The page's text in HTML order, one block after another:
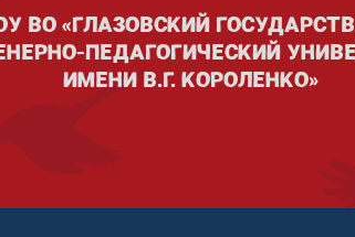
ВО «ГЛАЗОВСКИЙ
ПЕДАГОГИЧЕСКИЙ
ИМЕНИ В.Г. КОРОЛЕНКО»